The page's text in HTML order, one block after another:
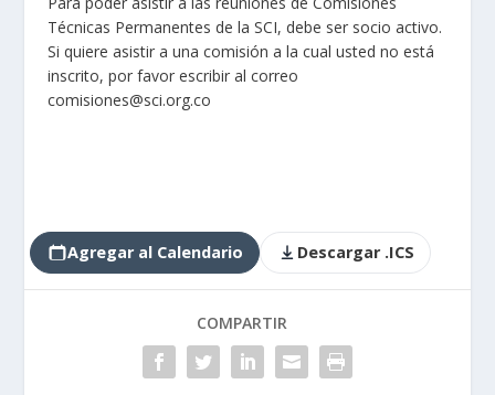
Técnicas Permanentes de la SCI, debe ser socio activo.
Si quiere asistir a una comisión a la cual usted no está
inscrito, por favor escribir al correo
comisiones@sci.org.co
Agregar al Calendario Descargar .ICS
COMPARTIR